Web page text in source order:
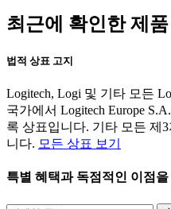
최근에 확인한 제품
법적 상표 고지
Logitech, Logi 및 기타 모든
국가에서 Logitech Europe
록 상표입니다. 기타 모든 제
니다. 모든 상표 보기
특별 혜택과 독점적인 이점